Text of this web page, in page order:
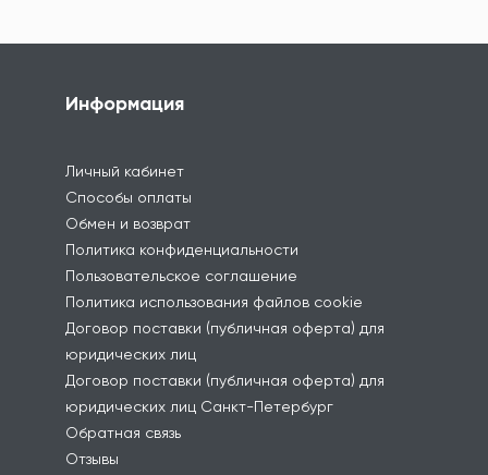
Информация
Личный кабинет
Способы оплаты
Обмен и возврат
Политика конфиденциальности
Пользовательское соглашение
Политика использования файлов cookie
Договор поставки (публичная оферта) для
юридических лиц
Договор поставки (публичная оферта) для
юридических лиц Санкт-Петербург
Обратная связь
Отзывы